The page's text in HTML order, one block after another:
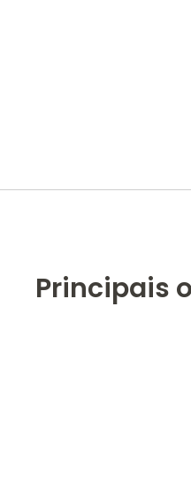
Principais